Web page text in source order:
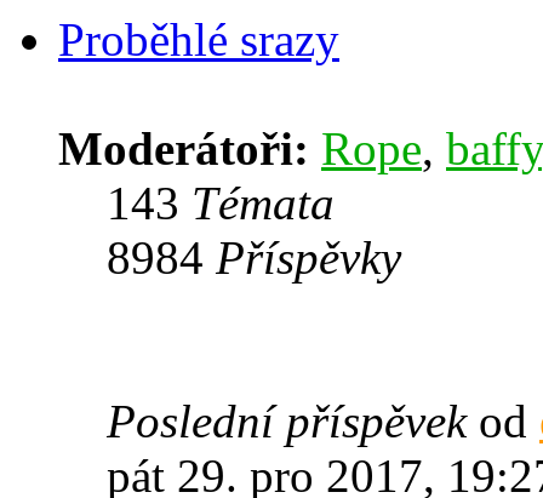
Proběhlé srazy
Moderátoři: Rope, baffy
143 Témata
8984 Příspěvky
Poslední příspěvekod
pát 29. pro 2017,